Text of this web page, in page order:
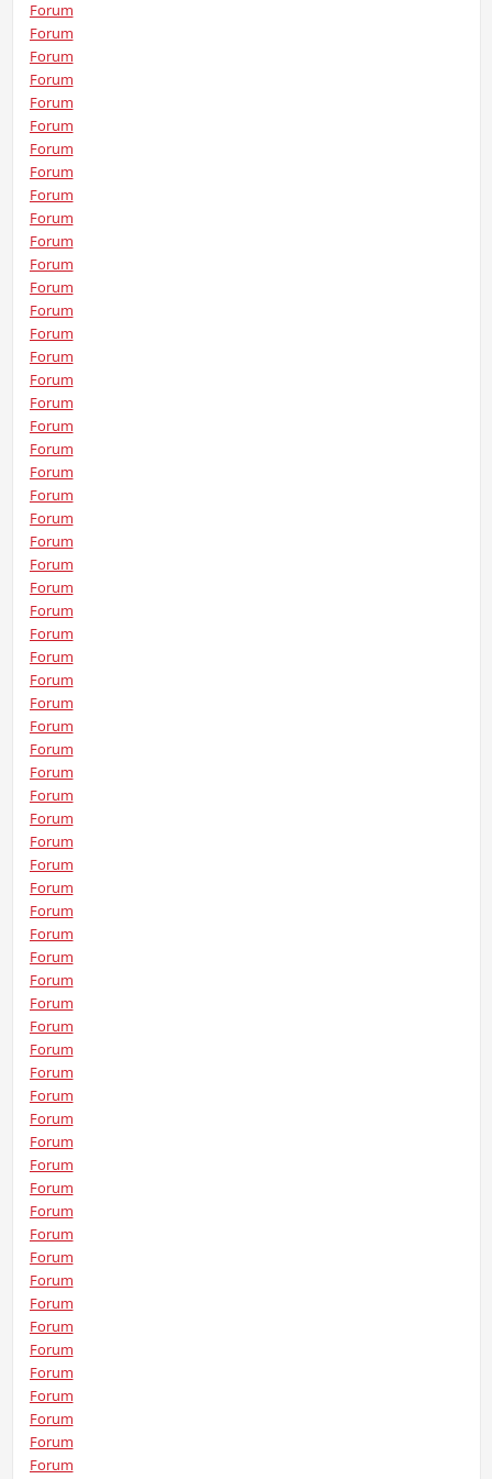
Forum
Forum
Forum
Forum
Forum
Forum
Forum
Forum
Forum
Forum
Forum
Forum
Forum
Forum
Forum
Forum
Forum
Forum
Forum
Forum
Forum
Forum
Forum
Forum
Forum
Forum
Forum
Forum
Forum
Forum
Forum
Forum
Forum
Forum
Forum
Forum
Forum
Forum
Forum
Forum
Forum
Forum
Forum
Forum
Forum
Forum
Forum
Forum
Forum
Forum
Forum
Forum
Forum
Forum
Forum
Forum
Forum
Forum
Forum
Forum
Forum
Forum
Forum
Forum